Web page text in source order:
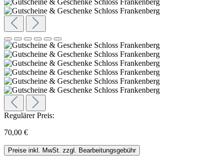
Regulärer Preis:
70,00 €
Preise inkl. MwSt. zzgl. Bearbeitungsgebühr